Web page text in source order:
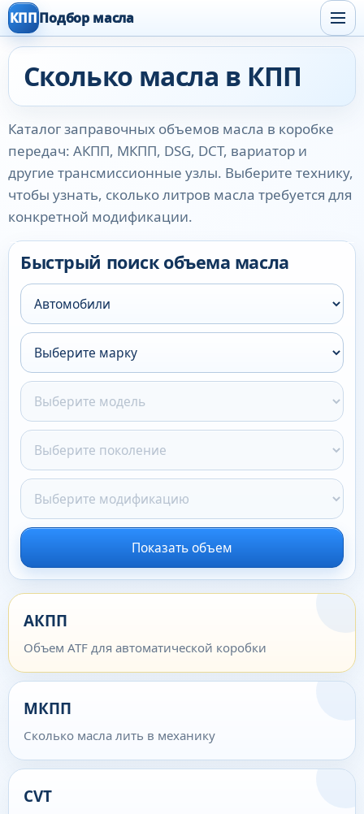
КПППодбор масла
Сколько масла в КПП
Каталог заправочных объемов масла в коробке
передач: АКПП, МКПП, DSG, DCT, вариатор и
другие трансмиссионные узлы. Выберите технику,
чтобы узнать, сколько литров масла требуется для
конкретной модификации.
Быстрый поиск объема масла
Показать объем
АКПП
Объем ATF для автоматической коробки
МКПП
Сколько масла лить в механику
CVT